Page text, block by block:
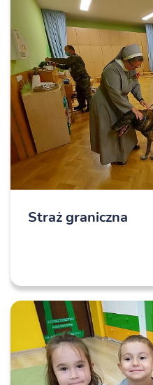
Straż graniczna